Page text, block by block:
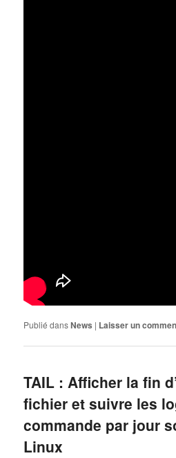
Publié dansNews | Laisser un
TAIL : Afficher la fin
fichier et suivre les
commande par jour
Linux